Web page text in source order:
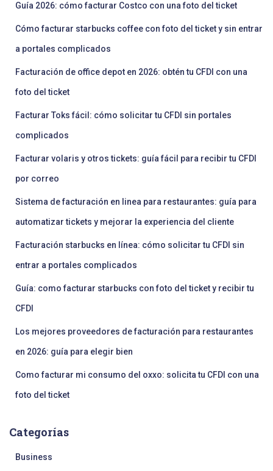
Guía 2026: cómo facturar Costco con una foto del ticket
Cómo facturar starbucks coffee con foto del ticket y sin entrar
a portales complicados
Facturación de office depot en 2026: obtén tu CFDI con una
foto del ticket
Facturar Toks fácil: cómo solicitar tu CFDI sin portales
complicados
Facturar volaris y otros tickets: guía fácil para recibir tu CFDI
por correo
Sistema de facturación en linea para restaurantes: guía para
automatizar tickets y mejorar la experiencia del cliente
Facturación starbucks en línea: cómo solicitar tu CFDI sin
entrar a portales complicados
Guía: como facturar starbucks con foto del ticket y recibir tu
CFDI
Los mejores proveedores de facturación para restaurantes
en 2026: guía para elegir bien
Como facturar mi consumo del oxxo: solicita tu CFDI con una
foto del ticket
Categorías
Business